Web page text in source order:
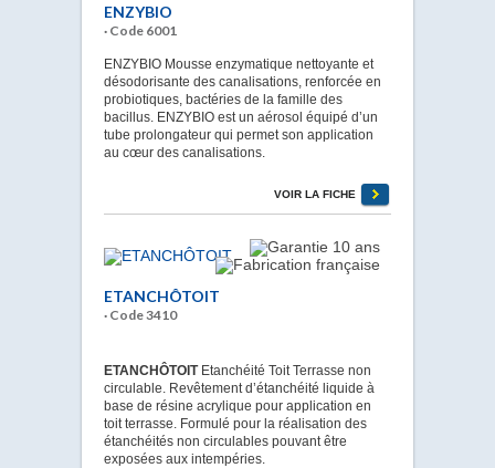
ENZYBIO
· Code 6001
ENZYBIO Mousse enzymatique nettoyante et
désodorisante des canalisations, renforcée en
probiotiques, bactéries de la famille des
bacillus. ENZYBIO est un aérosol équipé d’un
tube prolongateur qui permet son application
au cœur des canalisations.
VOIR LA FICHE
ETANCHÔTOIT
· Code 3410
ETANCHÔTOITEtanchéité Toit Terrasse non
circulable. Revêtement d’étanchéité liquide à
base de résine acrylique pour application en
toit terrasse. Formulé pour la réalisation des
étanchéités non circulables pouvant être
exposées aux intempéries.